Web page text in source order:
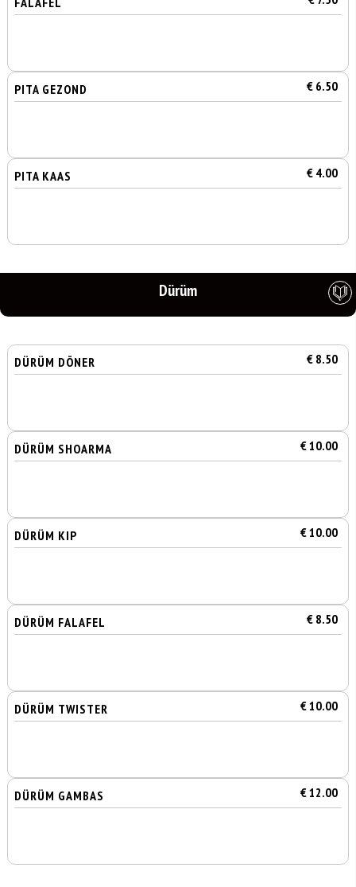
PITA GEZOND € 6.50
PITA KAAS € 4.00
Dürüm
DÜRÜM DÖNER € 8.50
DÜRÜM SHOARMA € 10.00
DÜRÜM KIP € 10.00
DÜRÜM FALAFEL € 8.50
DÜRÜM TWISTER € 10.00
DÜRÜM GAMBAS € 12.00